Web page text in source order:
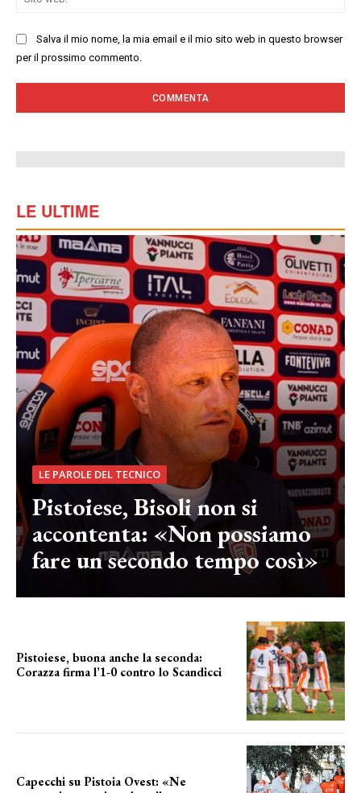
Salva il mio nome, la mia email e il mio sito web in questo browser
per il prossimo commento.
LE ULTIME
LE PAROLE DEL TECNICO
Pistoiese, Bisoli non si
accontenta: «Non possiamo
fare un secondo tempo così»
Pistoiese, buona anche la seconda:
Corazza firma l’1-0 contro lo Scandicci
Capecchi su Pistoia Ovest: «Ne